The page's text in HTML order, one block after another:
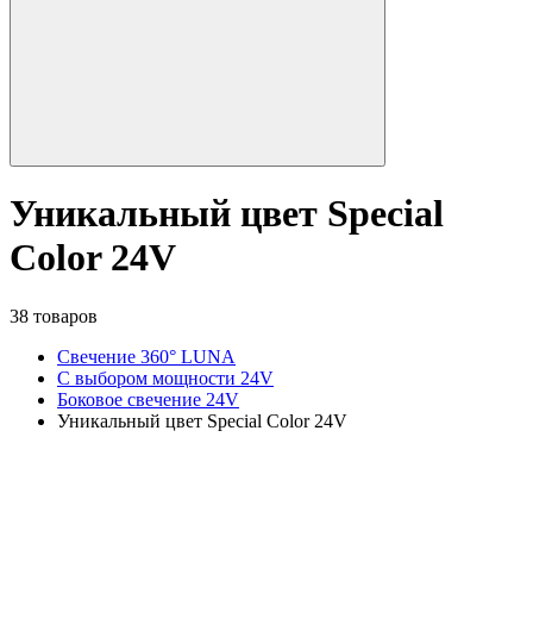
Уникальный цвет Special
Color 24V
38 товаров
Свечение 360° LUNA
С выбором мощности 24V
Боковое свечение 24V
Уникальный цвет Special Color 24V